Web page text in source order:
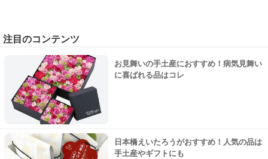
注目のコンテンツ
お見舞いの手土産におすすめ！病気見舞い
に喜ばれる品はコレ
日本橋えいたろうがおすすめ！人気の品は
手土産やギフトにも